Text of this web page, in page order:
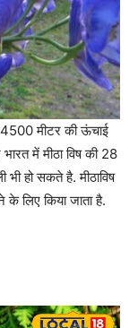
4500 मीटर की ऊंचाई
में मीठा विष की 28
भी हो सकते है. मीठाविष
लिए किया जाता है.